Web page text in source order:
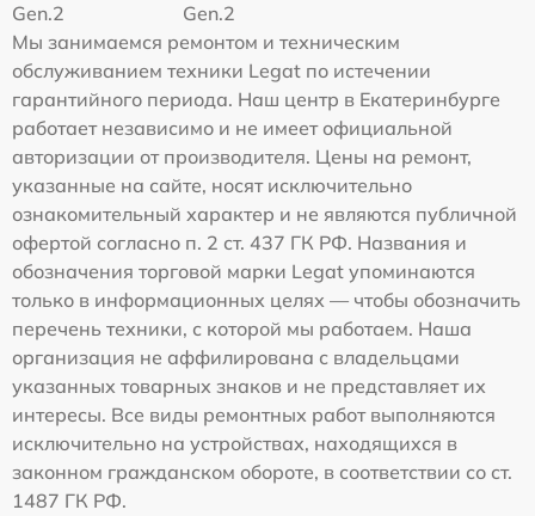
Gen.2
Gen.2
Мы занимаемся ремонтом и техническим
обслуживанием техники Legat по истечении
гарантийного периода. Наш центр в Екатеринбурге
работает независимо и не имеет официальной
авторизации от производителя. Цены на ремонт,
указанные на сайте, носят исключительно
ознакомительный характер и не являются публичной
офертой согласно п. 2 ст. 437 ГК РФ. Названия и
обозначения торговой марки Legat упоминаются
только в информационных целях — чтобы обозначить
перечень техники, с которой мы работаем. Наша
организация не аффилирована с владельцами
указанных товарных знаков и не представляет их
интересы. Все виды ремонтных работ выполняются
исключительно на устройствах, находящихся в
законном гражданском обороте, в соответствии со ст.
1487 ГК РФ.